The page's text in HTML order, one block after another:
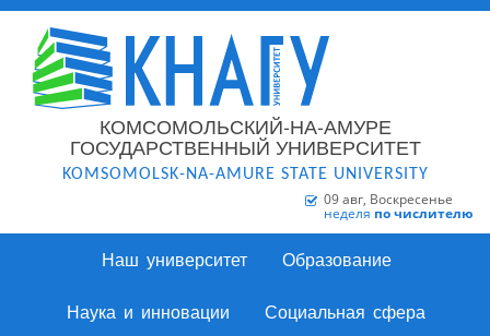
КОМСОМОЛЬСКИЙ-НА-АМУРЕ
ГОСУДАРСТВЕННЫЙ УНИВЕРСИТЕТ
KOMSOMOLSK-NA-AMURE STATE UNIVERSITY
09 авг, Воскресенье
неделя по числителю
Наш университет Образование
Наука и инновации Социальная сфера